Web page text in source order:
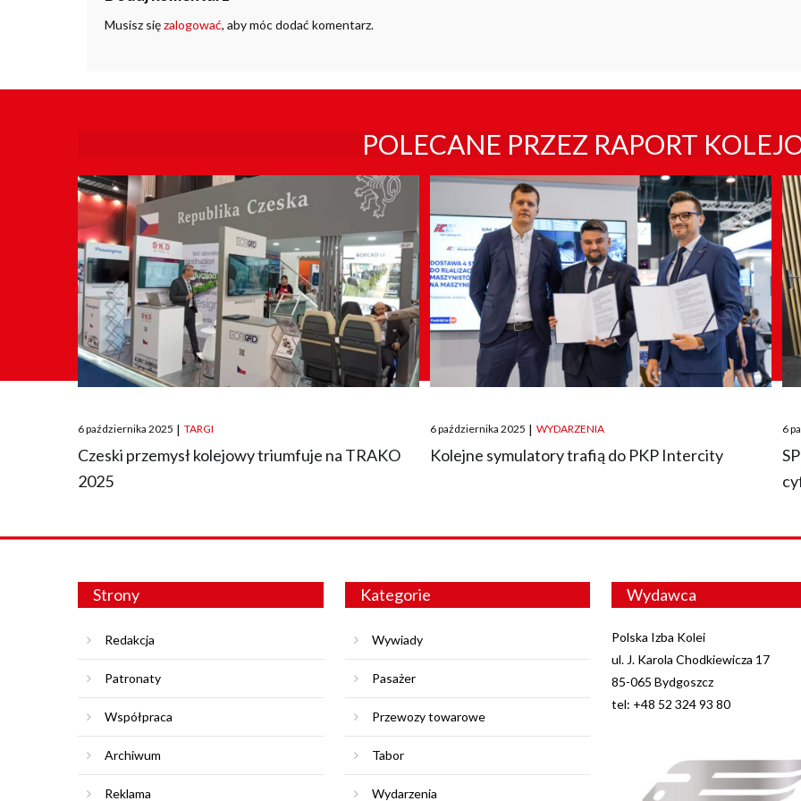
Musisz sięzalogować, aby móc dodać komentarz.
POLECANE PRZEZ RAPORT
Posted
on
6 października 2025 | TARGI
Czeski przemysł kolejowy triumfuje na TRAKO
2025
Posted
on
6 października 2025 | WYDARZENIA
Kolejne symulatory trafią do PKP Intercity
on
6
Strony
Redakcja
Patronaty
Współpraca
Archiwum
Reklama
Kategorie
Wywiady
Pasażer
Przewozy towarowe
Tabor
Wydarzenia
Wydawca
Polska Izba Kolei
ul. J. Karola Chodkiewicza 17
85-065 Bydgoszcz
tel: +48 52 324 93 80